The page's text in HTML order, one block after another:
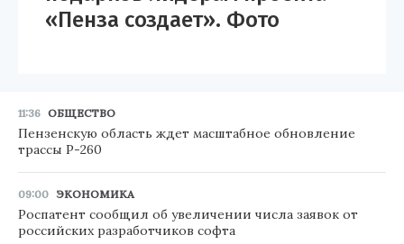
«Пенза создает». Фото
11:36 ОБЩЕСТВО
Пензенскую область ждет масштабное обновление
трассы Р-260
09:00 ЭКОНОМИКА
Роспатент сообщил об увеличении числа заявок от
российских разработчиков софта